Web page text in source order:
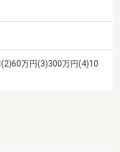
万円(3)300万円(4)10